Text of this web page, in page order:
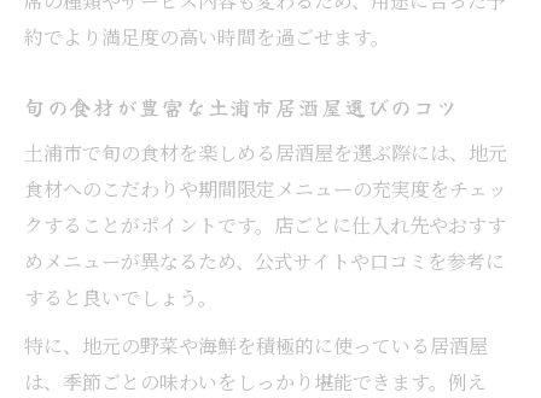
約でより満足度の高い時間を過ごせます。
旬の食材が豊富な土浦市居酒屋選びのコツ
土浦市で旬の食材を楽しめる居酒屋を選ぶ際には、地元
食材へのこだわりや期間限定メニューの充実度をチェッ
クすることがポイントです。店ごとに仕入れ先やおすす
めメニューが異なるため、公式サイトや口コミを参考に
すると良いでしょう。
特に、地元の野菜や海鮮を積極的に使っている居酒屋
は、季節ごとの味わいをしっかり堪能できます。例え